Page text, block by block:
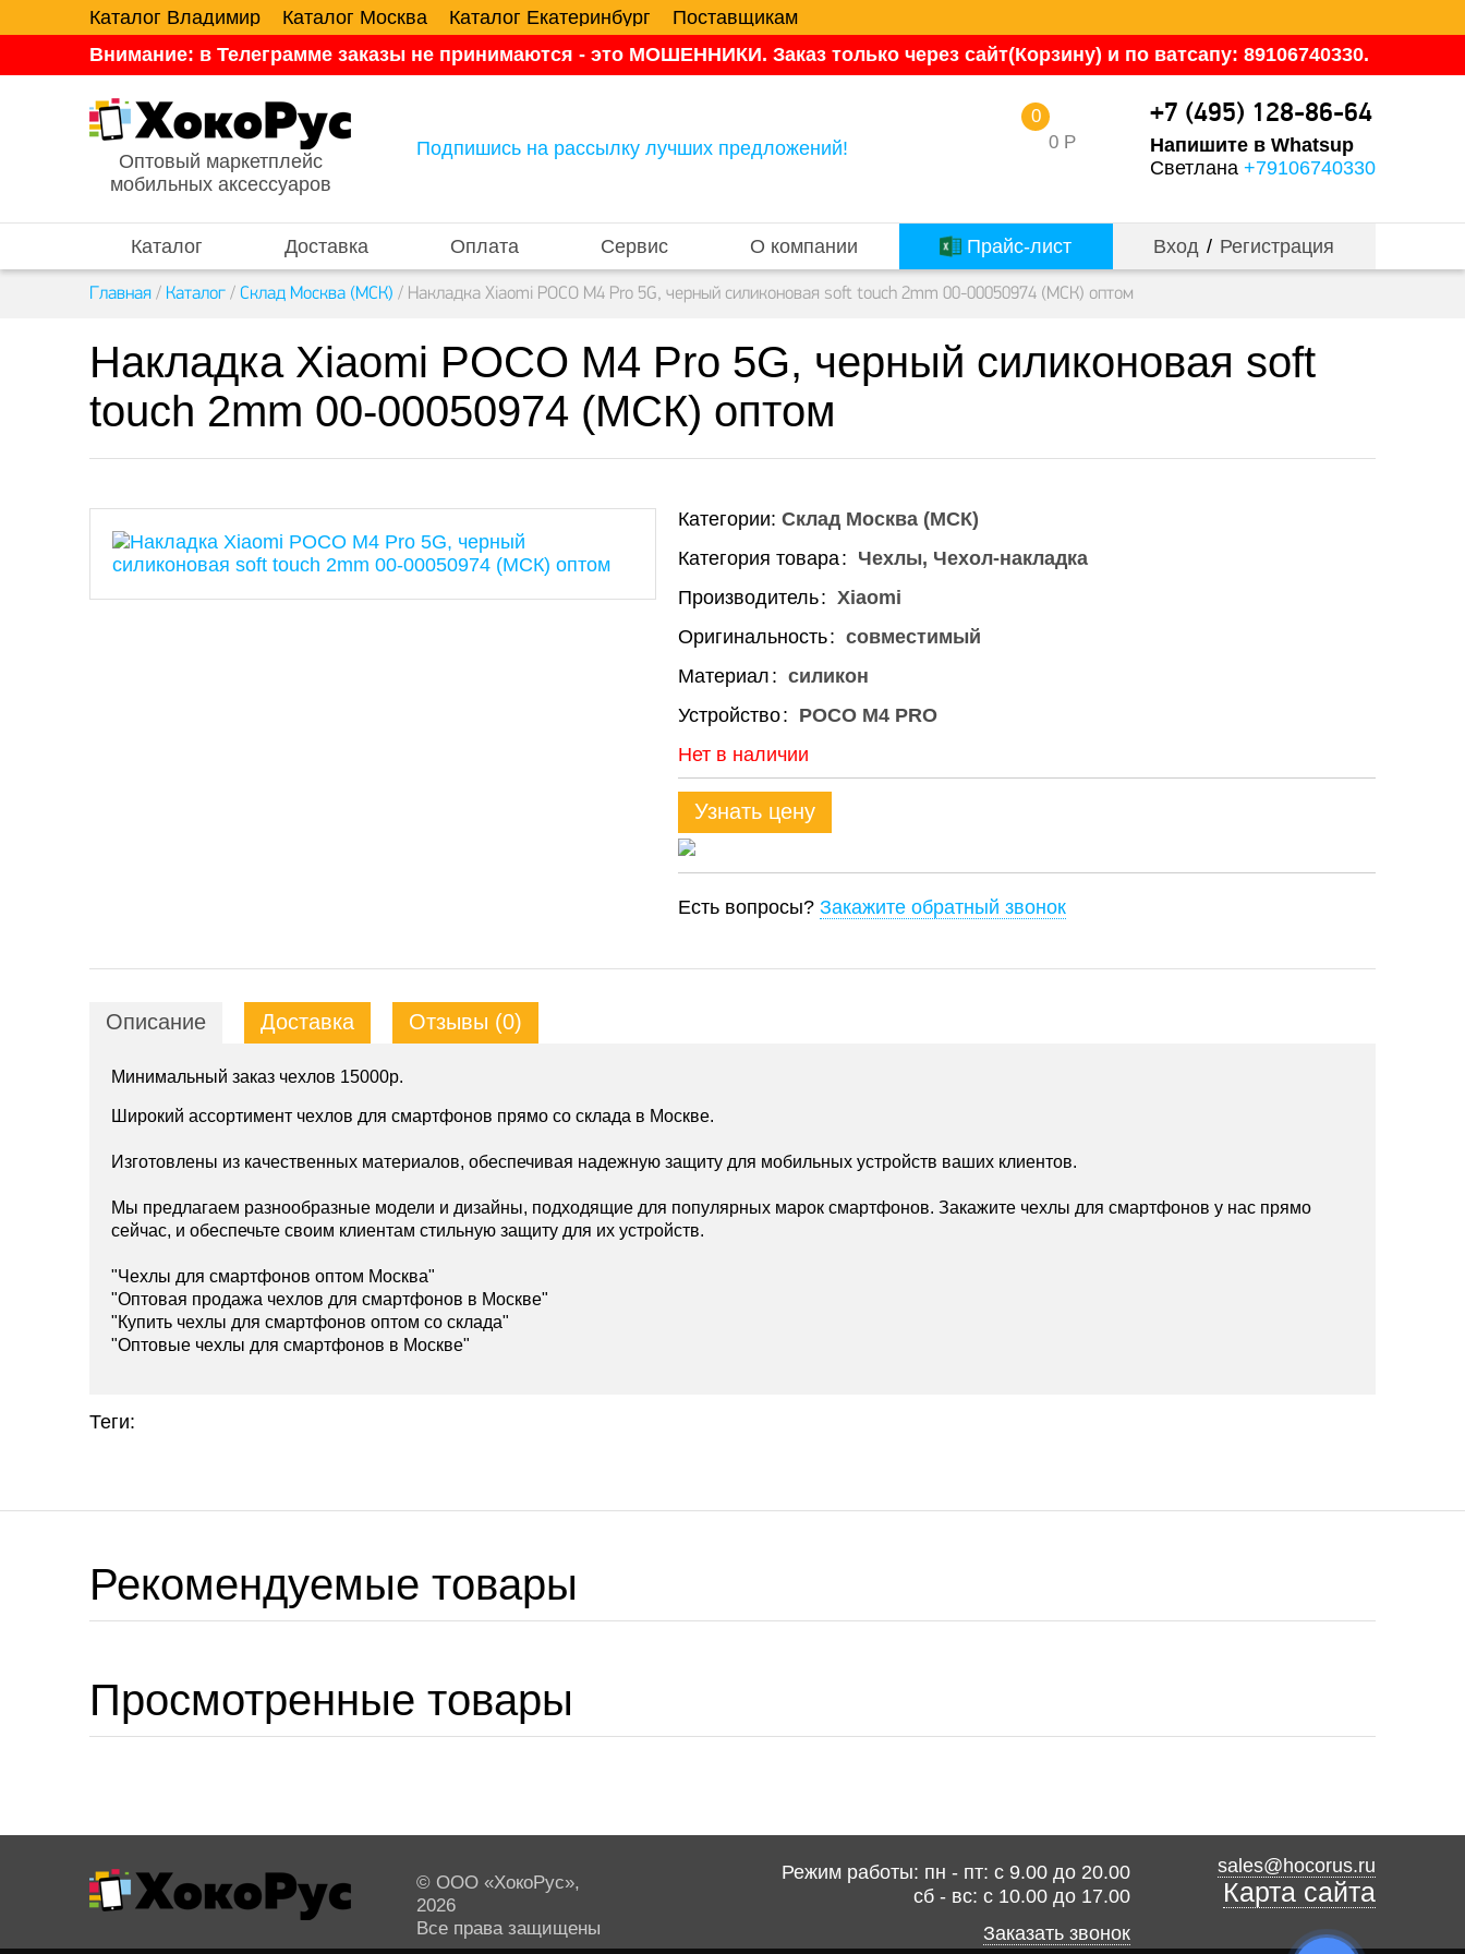
Каталог Владимир Каталог Москва Каталог Екатеринбург
Поставщикам
Внимание: в Телеграмме заказы не принимаются - это МОШЕННИКИ. Заказ только через сайт(Корзину) и по ватсапу: 89106740330.
Оптовый маркетплейс
мобильных аксессуаров
Подпишись на рассылку лучших предложений! 0 Р
0 +7 (495) 128-86-64
Напишите в Whatsup
Светлана +79106740330
Каталог Доставка Оплата Сервис О компании Прайс-лист Вход / Регистрация
Главная / Каталог / Склад Москва (МСК) / Накладка Xiaomi POCO M4 Pro 5G, черный силиконовая soft touch 2mm 00-00050974 (МСК) оптом
Накладка Xiaomi POCO M4 Pro 5G, черный силиконовая soft
touch 2mm 00-00050974 (МСК) оптом
Категории: Склад Москва (МСК)
Категория товара
Чехлы, Чехол-накладка
Производитель Xiaomi
Оригинальность совместимый
Материал силикон
Устройство
POCO M4 PRO
Нет в наличии
Узнать цену
Есть вопросы? Закажите обратный звонок
Описание Доставка Отзывы (0)
Минимальный заказ чехлов 15000р.
Широкий ассортимент чехлов для смартфонов прямо со склада в Москве.
Изготовлены из качественных материалов, обеспечивая надежную защиту для мобильных устройств ваших клиентов.
Мы предлагаем разнообразные модели и дизайны, подходящие для популярных марок смартфонов. Закажите чехлы для смартфонов у нас прямо
сейчас, и обеспечьте своим клиентам стильную защиту для их устройств.
"Чехлы для смартфонов оптом Москва"
"Оптовая продажа чехлов для смартфонов в Москве"
"Купить чехлы для смартфонов оптом со склада"
"Оптовые чехлы для смартфонов в Москве"
Теги:
Рекомендуемые товары
Просмотренные товары
© ООО «ХокоРус»,
2026
Все права защищены
Режим работы: пн - пт: с 9.00 до 20.00
сб - вс: с 10.00 до 17.00
Заказать звонок
sales@hocorus.ru
Карта сайта